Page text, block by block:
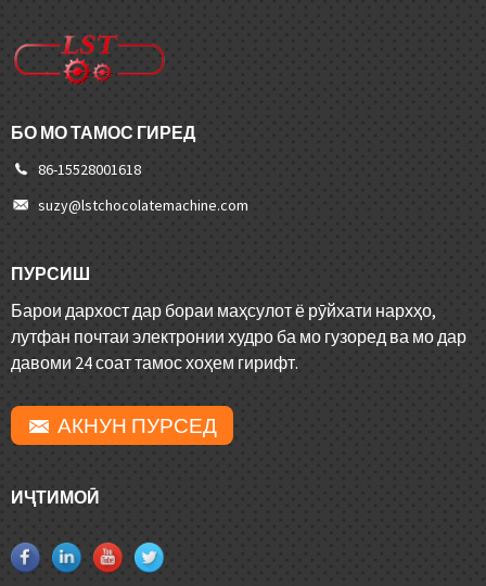
БО МО ТАМОС ГИРЕД
86-15528001618
suzy@lstchocolatemachine.com
ПУРСИШ
Барои дархост дар бораи маҳсулот ё рӯйхати нархҳо,
лутфан почтаи электронии худро ба мо гузоред ва мо дар
давоми 24 соат тамос хоҳем гирифт.
АКНУН ПУРСЕД
ИҶТИМОӢ